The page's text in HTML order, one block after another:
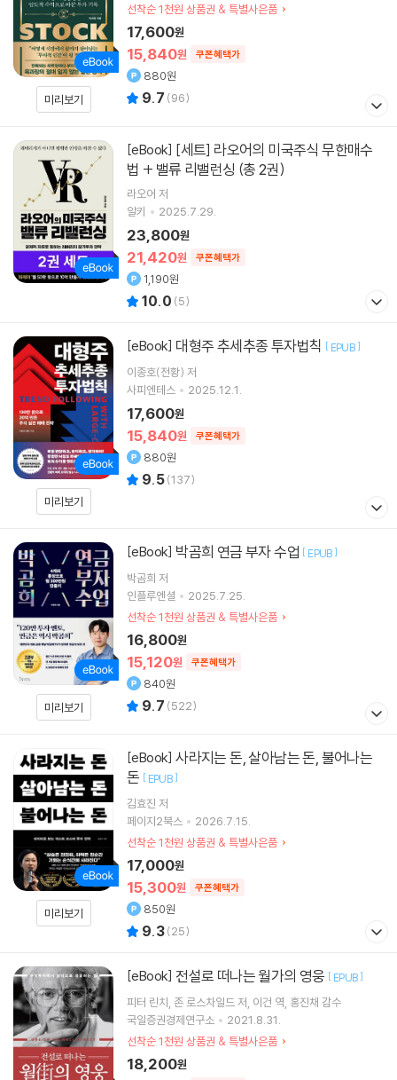
미리보기
선착순 1천원 상품권 & 특별사은품
15,840원 쿠폰혜택가
17,600원
880원
9.7 (96)
[eBook]
법 + 밸류 리밸런싱 (총 2권)
라오어 저
알키
2025.7.29.
21,420원 쿠폰혜택가
23,800원
1,190원
10.0 (5)
미리보기
[eBook] 대형주 추세추종 투자법칙 [ EPUB]
이종호(전황) 저
사피엔테스
2025.12.1.
15,840원 쿠폰혜택가
17,600원
880원
9.5(137)
미리보기
[eBook] 박곰희 연금 부자 수업 [ EPUB]
박곰희 저
인플루엔셜
2025.7.25.
선착순 1천원 상품권 & 특별사은품
15,120원 쿠폰혜택가
16,800원
840원
9.7 (522)
미리보기
[eBook] 사라지는 돈, 살아남는 돈, 불어나는
돈 [ EPUB]
김효진 저
페이지2북스
2026.7.15.
선착순 1천원 상품권 & 특별사은품
15,300원 쿠폰혜택가
17,000원
850원
9.3(25)
[eBook] 전설로 떠나는 월가의 영웅 [ EPUB]
피터 린치 존 로스차일드 저 이건 역 홍진채 감수
국일증권경제연구소
2021.8.31.
선착순 1천원 상품권 & 특별사은품
18,200원